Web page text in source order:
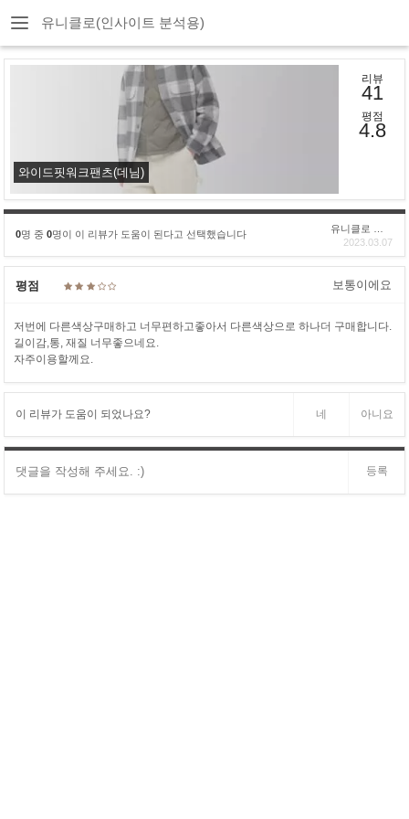
유니클로(인사이트 분석용)
와이드핏워크팬츠(데님)
리뷰
41
평점
4.8
0명 중 0명이 이 리뷰가 도움이 된다고 선택했습니다
2023.03.07
평점 보통이에요
저번에 다른색상구매하고 너무편하고좋아서 다른색상으로 하나더 구매합니다.
길이감,통, 재질 너무좋으네요.
자주이용할께요.
이 리뷰가 도움이 되었나요? 네 아니요
등록